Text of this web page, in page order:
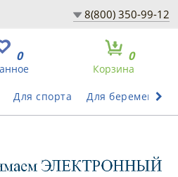
8(800) 350-99-12
Корзина
0
0
Для спорта Для беременных